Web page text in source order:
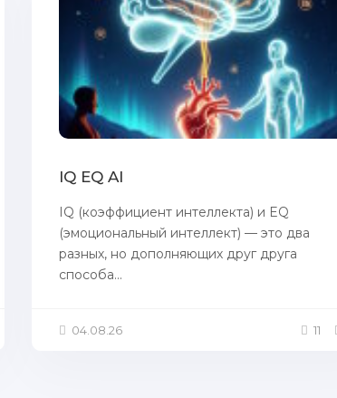
IQ EQ AI
IQ (коэффициент интеллекта) и EQ
(эмоциональный интеллект) — это два
разных, но дополняющих друг друга
способа...
04.08.26 11